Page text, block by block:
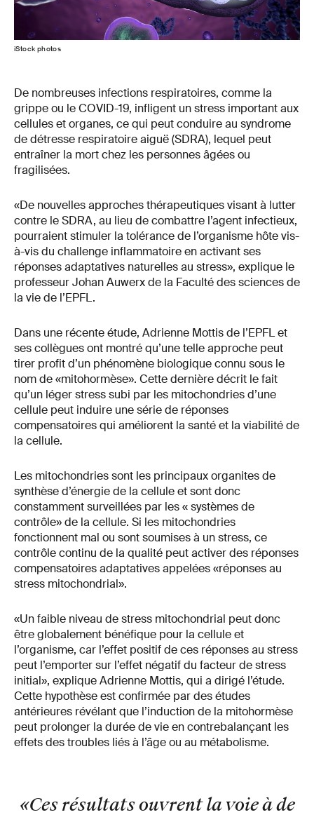
iStock photos
De nombreuses infections respiratoires, comme la
grippe ou le COVID-19, infligent un stress important aux
cellules et organes, ce qui peut conduire au syndrome
de détresse respiratoire aiguë (SDRA), lequel peut
entraîner la mort chez les personnes âgées ou
fragilisées.
«De nouvelles approches thérapeutiques visant à lutter
contre le SDRA, au lieu de combattre l’agent infectieux,
pourraient stimuler la tolérance de l’organisme hôte vis-
à-vis du challenge inflammatoire en activant ses
réponses adaptatives naturelles au stress», explique le
professeur Johan Auwerx de la Faculté des sciences de
la vie de l’EPFL.
Dans une récente étude, Adrienne Mottis de l’EPFL et
ses collègues ont montré qu’une telle approche peut
tirer profit d’un phénomène biologique connu sous le
nom de «mitohormèse». Cette dernière décrit le fait
qu’un léger stress subi par les mitochondries d’une
cellule peut induire une série de réponses
compensatoires qui améliorent la santé et la viabilité de
la cellule.
Les mitochondries sont les principaux organites de
synthèse d’énergie de la cellule et sont donc
constamment surveillées par les « systèmes de
contrôle» de la cellule. Si les mitochondries
fonctionnent mal ou sont soumises à un stress, ce
contrôle continu de la qualité peut activer des réponses
compensatoires adaptatives appelées «réponses au
stress mitochondrial».
«Un faible niveau de stress mitochondrial peut donc
être globalement bénéfique pour la cellule et
l’organisme, car l’effet positif de ces réponses au stress
peut l’emporter sur l’effet négatif du facteur de stress
initial», explique Adrienne Mottis, qui a dirigé l’étude.
Cette hypothèse est confirmée par des études
antérieures révélant que l’induction de la mitohormèse
peut prolonger la durée de vie en contrebalançant les
effets des troubles liés à l’âge ou au métabolisme.
«Ces résultats ouvrent la voie à de